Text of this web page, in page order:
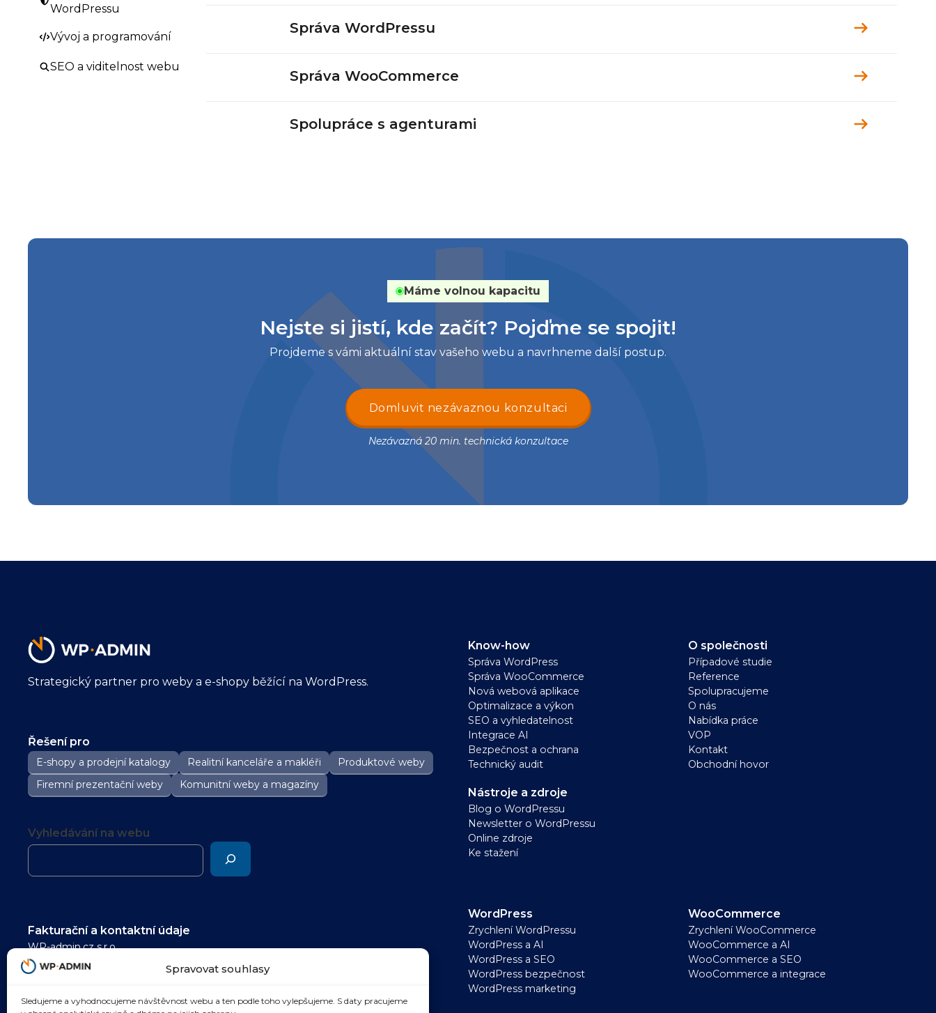
Spravovat souhlasy
Sledujeme a vyhodnocujeme návštěvnost webu a ten podle toho vylepšujeme. S daty pracujeme
WordPressu
Vývoj a programování
SEO a viditelnost webu
Správa WordPressu
Správa WooCommerce
Spolupráce s agenturami
Máme volnou kapacitu
Nejste si jistí, kde začít? Pojďme se spojit!
Projdeme s vámi aktuální stav vašeho webu a navrhneme další postup.
Domluvit nezávaznou konzultaci
Nezávazná 20 min. technická konzultace
Strategický partner pro weby a e-shopy běžící na WordPress.
Řešení pro
E-shopy a prodejní katalogy Realitní kanceláře a makléři
Produktové weby
Firemní prezentační weby
Komunitní weby a magazíny
Vyhledávání na webu
Fakturační a kontaktní údaje
WP-admin.cz s.r.o.
pomoc@wp-admin.cz
DIČ: CZ05985480
Know-how
Správa WordPress
Správa WooCommerce
Nová webová aplikace
Optimalizace a výkon
SEO a vyhledatelnost
Integrace AI
Bezpečnost a ochrana
Technický audit
Nástroje a zdroje
Blog o WordPressu
Newsletter o WordPressu
Online zdroje
Ke stažení
O společnosti
Případové studie
Reference
Spolupracujeme
O nás
Nabídka práce
VOP
Kontakt
Obchodní hovor
WordPress
Zrychlení WordPressu
WordPress a AI
WordPress a SEO
WordPress bezpečnost
WordPress marketing
WooCommerce
Zrychlení WooCommerce
WooCommerce a AI
WooCommerce a SEO
WooCommerce a integrace